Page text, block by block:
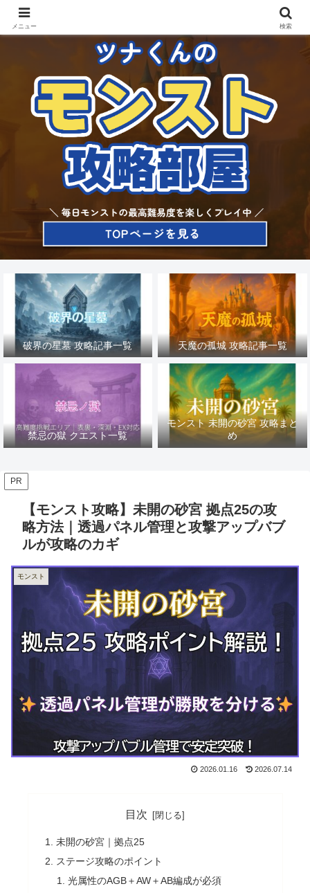
破界の星墓 攻略記事一覧 天魔の孤城 攻略記事一覧
禁忌の獄 クエスト一覧
モンスト 未開の砂宮 攻略まと
め
PR
【モンスト攻略】未開の砂宮 拠点25の攻
略方法｜透過パネル管理と攻撃アップバブ
ルが攻略のカギ
モンスト
2026.01.16 2026.07.14
目次
未開の砂宮｜拠点25
ステージ攻略のポイント
光属性のAGB＋AW＋AB編成が必須
メニュー 検索